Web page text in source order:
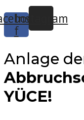
f
Instagram
Anlage
YÜCE!